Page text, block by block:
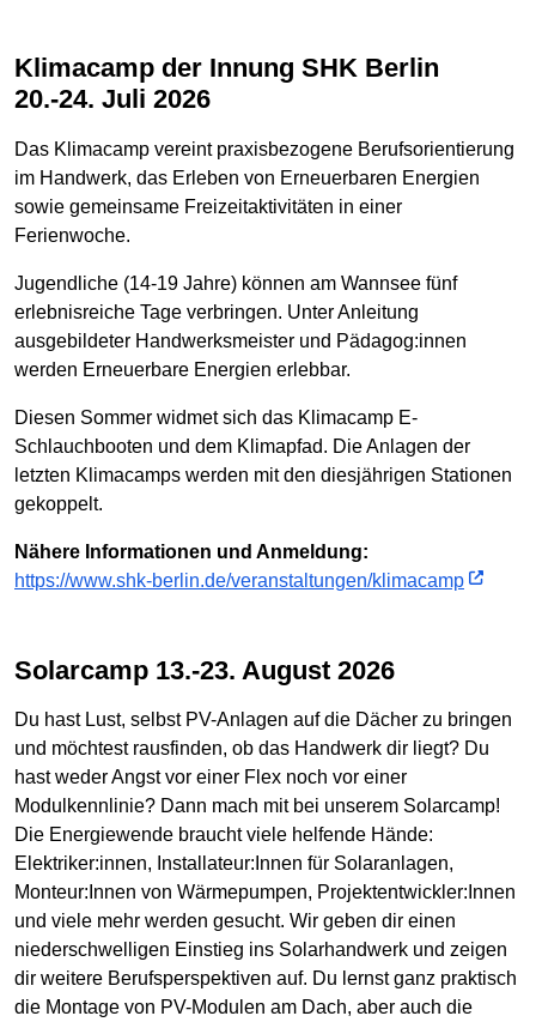
Klimacamp der Innung SHK Berlin
20.-24. Juli 2026
Das Klimacamp vereint praxisbezogene Berufsorientierung
im Handwerk, das Erleben von Erneuerbaren Energien
sowie gemeinsame Freizeitaktivitäten in einer
Ferienwoche.
Jugendliche (14-19 Jahre) können am Wannsee fünf
erlebnisreiche Tage verbringen. Unter Anleitung
ausgebildeter Handwerksmeister und Pädagog:innen
werden Erneuerbare Energien erlebbar.
Diesen Sommer widmet sich das Klimacamp E-
Schlauchbooten und dem Klimapfad. Die Anlagen der
letzten Klimacamps werden mit den diesjährigen Stationen
gekoppelt.
Nähere Informationen und Anmeldung:
https://www.shk-berlin.de/veranstaltungen/klimacamp
Solarcamp 13.-23. August 2026
Du hast Lust, selbst PV-Anlagen auf die Dächer zu bringen
und möchtest rausfinden, ob das Handwerk dir liegt? Du
hast weder Angst vor einer Flex noch vor einer
Modulkennlinie? Dann mach mit bei unserem Solarcamp!
Die Energiewende braucht viele helfende Hände:
Elektriker:innen, Installateur:Innen für Solaranlagen,
Monteur:Innen von Wärmepumpen, Projektentwickler:Innen
und viele mehr werden gesucht. Wir geben dir einen
niederschwelligen Einstieg ins Solarhandwerk und zeigen
dir weitere Berufsperspektiven auf. Du lernst ganz praktisch
die Montage von PV-Modulen am Dach, aber auch die